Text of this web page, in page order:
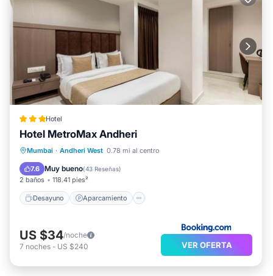
Hotel
Hotel MetroMax Andheri
Mumbai · Andheri West 0.78 mi al centro
7.6 Muy bueno(43 Reseñas)
2 baños 118.41 pies²
Desayuno Aparcamiento
Desayuno
Aparcamiento
Balcón/Terraza
US $34/noche
7 noches - US $240 VER OFERTA